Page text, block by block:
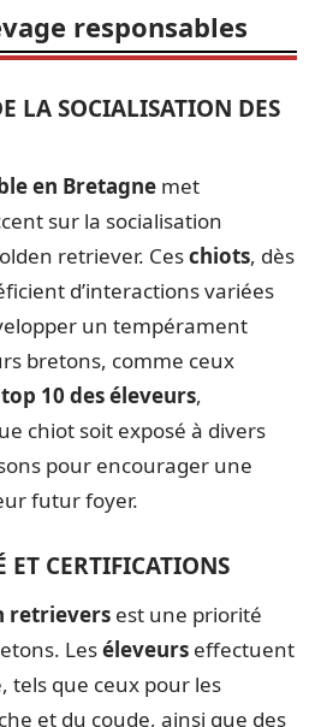
responsables
LA SOCIALISATION DES
en Bretagne met
sur la socialisation
retriever. Ceschiots, dès
d’interactions variées
un tempérament
bretons, comme ceux
top 10 des éleveurs,
chiot soit exposé à divers
pour encourager une
futur foyer.
ET CERTIFICATIONS
retrievers est une priorité
Leséleveurs effectuent
tels que ceux pour les
et du coude, ainsi que des